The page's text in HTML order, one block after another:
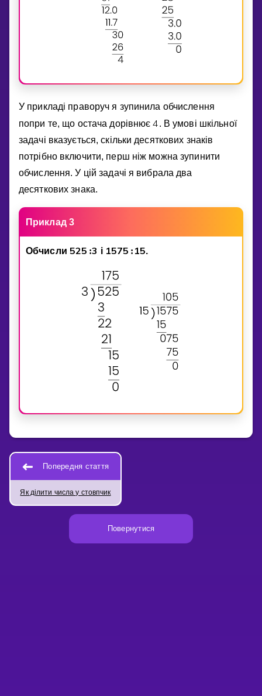
У прикладi праворуч я зупинила обчислення
попри те, що остача дорiвнює4. В умовi шкiльної
задачi вказується, скiльки десяткових знакiв
потрiбно включити, перш нiж можна зупинити
обчислення. У цiй задачi я вибрала два
десяткових знака.
Приклад 3
Обчисли 525 :3 i 1575 : 15.
Попередня стаття
Як ділити числа у стовпчик
Повернутися